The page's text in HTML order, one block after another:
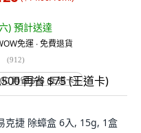
) 預計送達
免運 ∙ 免費退貨
(912)
再省 $75 (王道卡)
克捷 除蟑盒 6入, 15g, 1盒